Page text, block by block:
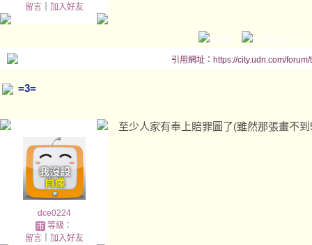
留言｜ 加入好友
引用網址：https://city.udn.com/
=3=
dce0224
等級：
留言｜ 加入好友
至少人家有奉上賠罪圖了(雖然那張畫不